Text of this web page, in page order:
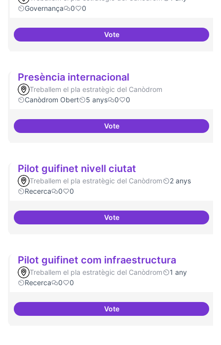
Governança
0 0
VoteProcés participatiu
Presència internacional
Treballem el pla estratègic del Canòdrom
Canòdrom Obert
5 anys 0 0
VotePresència internacional
Pilot guifinet nivell ciutat
Treballem el pla estratègic del Canòdrom
2 anys
Recerca
0 0
VotePilot guifinet nivell ciutat
Pilot guifinet com infraestructura
Treballem el pla estratègic del Canòdrom
1 any
Recerca
0 0
VotePilot guifinet com